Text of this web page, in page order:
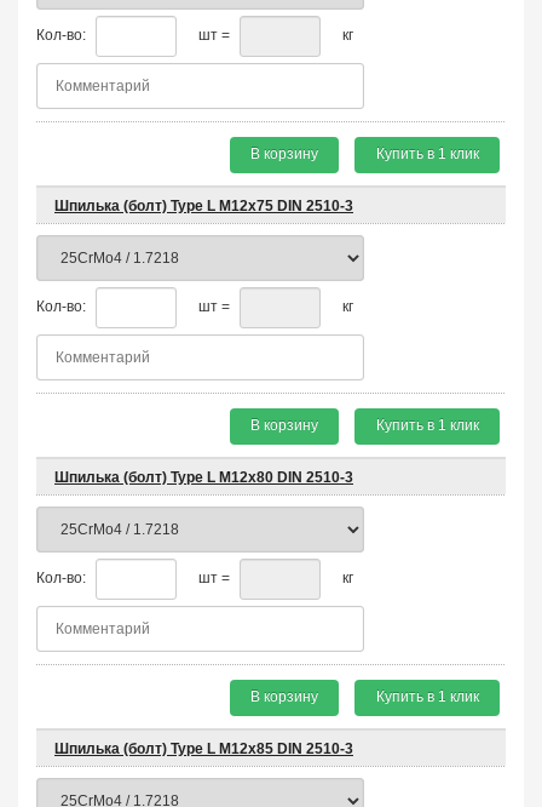
Кол-во: шт = кг
В корзину Купить в 1 клик
Шпилька (болт) Type L М12х75 DIN 2510-3
Кол-во: шт = кг
В корзину Купить в 1 клик
Шпилька (болт) Type L М12х80 DIN 2510-3
Кол-во: шт = кг
В корзину Купить в 1 клик
Шпилька (болт) Type L М12х85 DIN 2510-3